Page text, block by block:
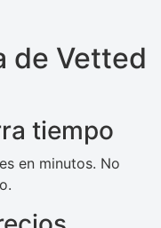
de Vetted
tiempo
en minutos. No